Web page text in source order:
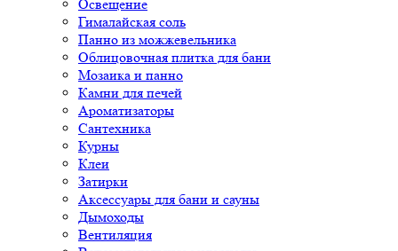
Освещение
Гималайская соль
Панно из можжевельника
Облицовочная плитка для бани
Мозаика и панно
Камни для печей
Ароматизаторы
Сантехника
Курны
Клеи
Затирки
Аксессуары для бани и сауны
Дымоходы
Вентиляция